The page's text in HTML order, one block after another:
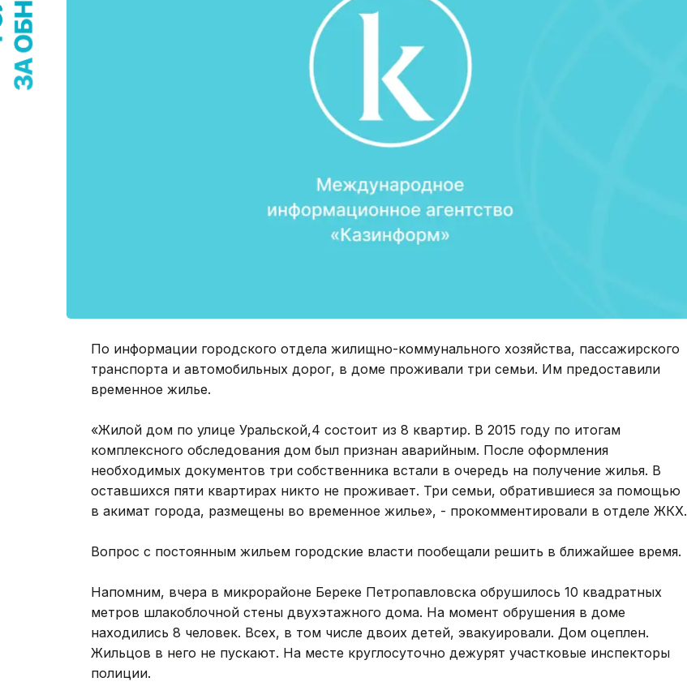
По информации городского отдела жилищно-коммунального хозяйства, пассажирского
транспорта и автомобильных дорог, в доме проживали три семьи. Им предоставили
временное жилье.
«Жилой дом по улице Уральской,4 состоит из 8 квартир. В 2015 году по итогам
комплексного обследования дом был признан аварийным. После оформления
необходимых документов три собственника встали в очередь на получение жилья. В
оставшихся пяти квартирах никто не проживает. Три семьи, обратившиеся за помощью
в акимат города, размещены во временное жилье», - прокомментировали в отделе ЖКХ.
Вопрос с постоянным жильем городские власти пообещали решить в ближайшее время.
Напомним, вчера в микрорайоне Береке Петропавловска обрушилось 10 квадратных
метров шлакоблочной стены двухэтажного дома. На момент обрушения в доме
находились 8 человек. Всех, в том числе двоих детей, эвакуировали. Дом оцеплен.
Жильцов в него не пускают. На месте круглосуточно дежурят участковые инспекторы
полиции.